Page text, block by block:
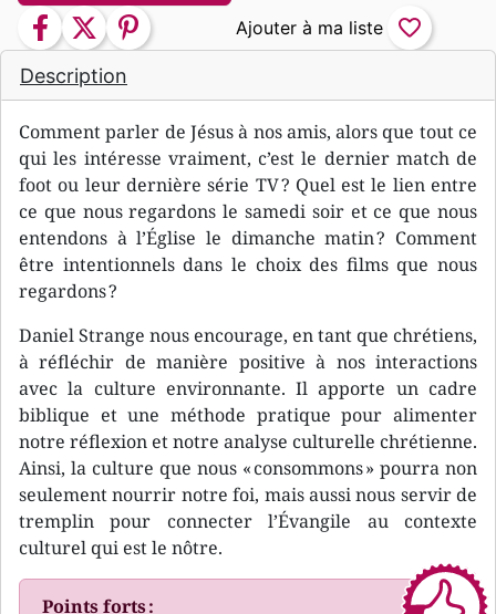
Description
Comment parler de Jésus à nos amis, alors que tout ce
qui les intéresse vraiment, c’est le dernier match de
foot ou leur dernière série TV ? Quel est le lien entre
ce que nous regardons le samedi soir et ce que nous
entendons à l’Église le dimanche matin ? Comment
être intentionnels dans le choix des films que nous
regardons ?
Daniel Strange nous encourage, en tant que chrétiens,
à réfléchir de manière positive à nos interactions
avec la culture environnante. Il apporte un cadre
biblique et une méthode pratique pour alimenter
notre réflexion et notre analyse culturelle chrétienne.
Ainsi, la culture que nous « consommons » pourra non
seulement nourrir notre foi, mais aussi nous servir de
tremplin pour connecter l’Évangile au contexte
culturel qui est le nôtre.
Points forts :
facebook twitter pinterest favorite_border